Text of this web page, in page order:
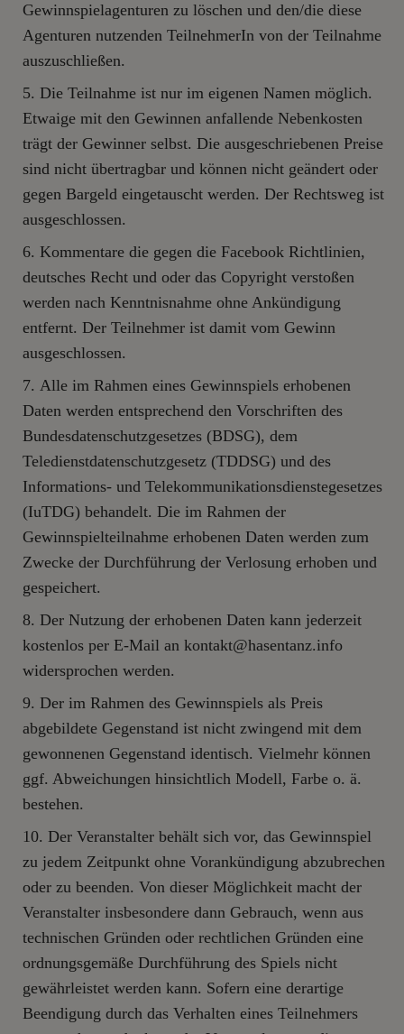
Gewinnspielagenturen zu löschen und den/die diese
Agenturen nutzenden TeilnehmerIn von der Teilnahme
auszuschließen.
Die Teilnahme ist nur im eigenen Namen möglich.
Etwaige mit den Gewinnen anfallende Nebenkosten
trägt der Gewinner selbst. Die ausgeschriebenen Preise
sind nicht übertragbar und können nicht geändert oder
gegen Bargeld eingetauscht werden. Der Rechtsweg ist
ausgeschlossen.
Kommentare die gegen die Facebook Richtlinien,
deutsches Recht und oder das Copyright verstoßen
werden nach Kenntnisnahme ohne Ankündigung
entfernt. Der Teilnehmer ist damit vom Gewinn
ausgeschlossen.
Alle im Rahmen eines Gewinnspiels erhobenen
Daten werden entsprechend den Vorschriften des
Bundesdatenschutzgesetzes (BDSG), dem
Teledienstdatenschutzgesetz (TDDSG) und des
Informations- und Telekommunikationsdienstegesetzes
(IuTDG) behandelt. Die im Rahmen der
Gewinnspielteilnahme erhobenen Daten werden zum
Zwecke der Durchführung der Verlosung erhoben und
gespeichert.
Der Nutzung der erhobenen Daten kann jederzeit
kostenlos per E-Mail an kontakt@hasentanz.info
widersprochen werden.
Der im Rahmen des Gewinnspiels als Preis
abgebildete Gegenstand ist nicht zwingend mit dem
gewonnenen Gegenstand identisch. Vielmehr können
ggf. Abweichungen hinsichtlich Modell, Farbe o. ä.
bestehen.
Der Veranstalter behält sich vor, das Gewinnspiel
zu jedem Zeitpunkt ohne Vorankündigung abzubrechen
oder zu beenden. Von dieser Möglichkeit macht der
Veranstalter insbesondere dann Gebrauch, wenn aus
technischen Gründen oder rechtlichen Gründen eine
ordnungsgemäße Durchführung des Spiels nicht
gewährleistet werden kann. Sofern eine derartige
Beendigung durch das Verhalten eines Teilnehmers